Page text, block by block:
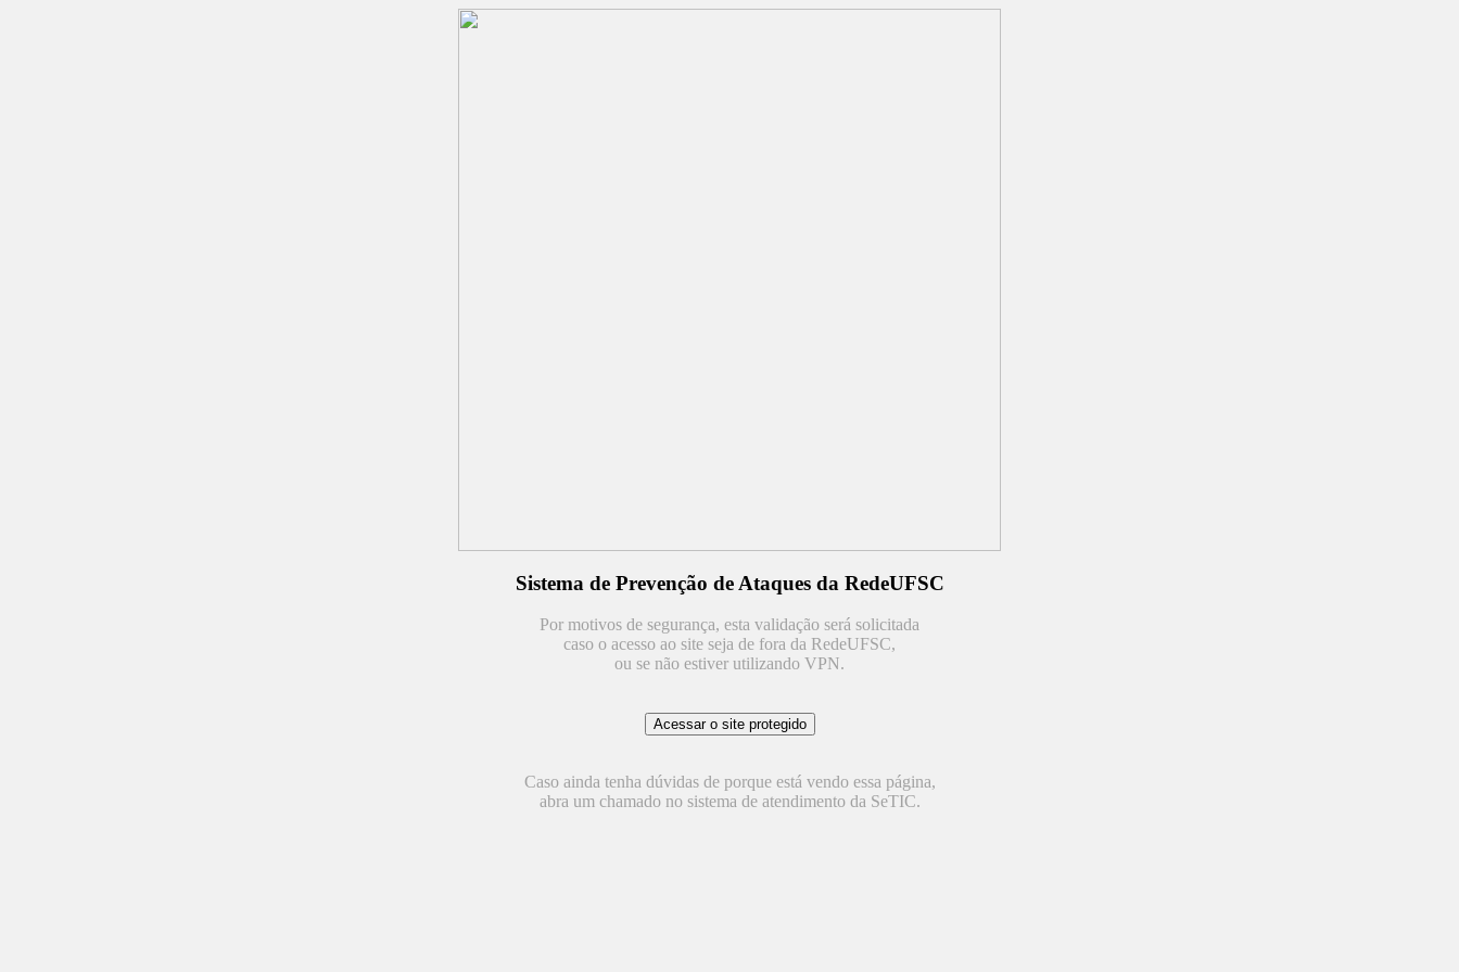
Sistema de Prevenção de Ataques da RedeUFSC
Por motivos de segurança, esta validação será solicitada
caso o acesso ao site seja de fora da RedeUFSC,
ou se não estiver utilizando VPN.
Caso ainda tenha dúvidas de porque está vendo essa página,
abra um chamado no sistema de atendimento da SeTIC.